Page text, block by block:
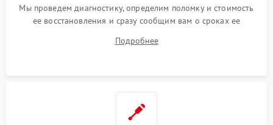
Мы проведем диагностику, определим поломку и стоимость
ее восстановления и сразу сообщим вам о сроках ее
Подробнее